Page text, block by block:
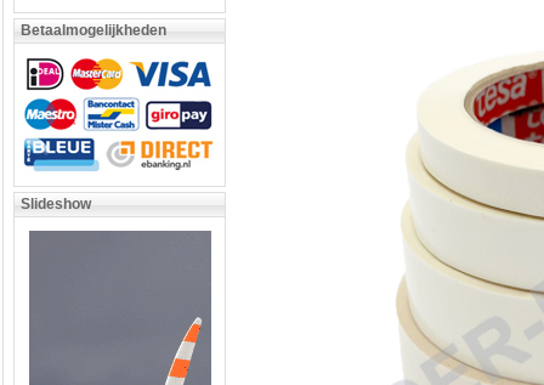
Betaalmogelijkheden
Slideshow